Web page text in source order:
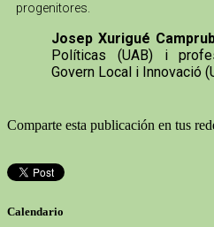
progenitores.
Josep Xurigué
Políticas (UAB) i
Govern Local i Innovació
Comparte esta publicación en tus
Calendario